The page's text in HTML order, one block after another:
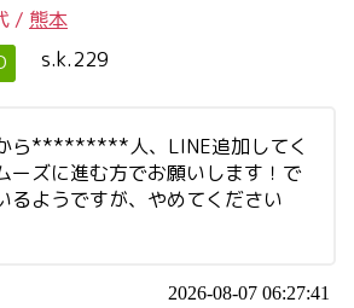
/ 熊本
s.k.229
ら*********人、LINE追加してく
ーズに進む方でお願いします！で
るようですが、やめてください
2026-08-07 06:27:41